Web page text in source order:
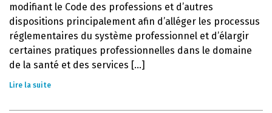
modifiant le Code des professions et d’autres
dispositions principalement afin d’alléger les processus
réglementaires du système professionnel et d’élargir
certaines pratiques professionnelles dans le domaine
de la santé et des services [...]
Lire la suite